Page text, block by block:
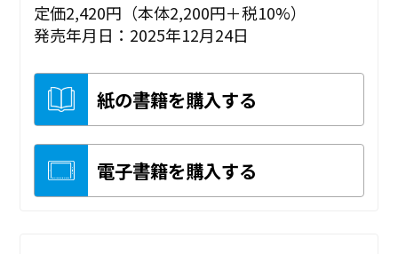
定価2,420円（本体2,200円＋税10%）
発売年月日：2025年12月24日
紙の書籍を購入する
電子書籍を購入する